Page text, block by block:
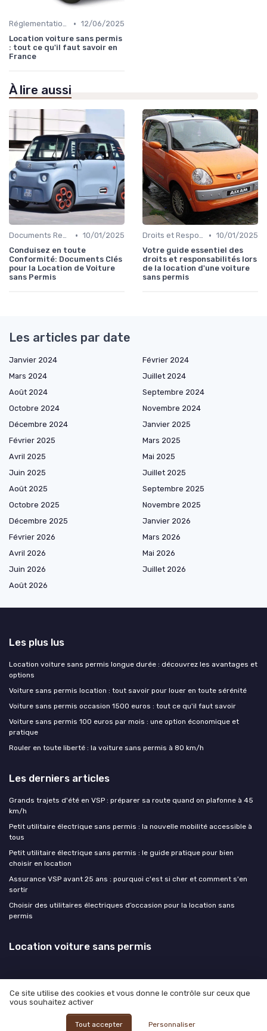
Réglementations sur les Véhicules sans Permis • 12/06/2025
Location voiture sans permis
: tout ce qu'il faut savoir en
France
À lire aussi
Documents Requis pour la Location • 10/01/2025
Conduisez en toute
Conformité: Documents Clés
pour la Location de Voiture
sans Permis
Droits et Responsabilités des Locataires • 10/01/2025
Votre guide essentiel des
droits et responsabilités lors
de la location d'une voiture
sans permis
Les articles par date
Janvier 2024
Février 2024
Mars 2024
Juillet 2024
Août 2024
Septembre 2024
Octobre 2024
Novembre 2024
Décembre 2024
Janvier 2025
Février 2025
Mars 2025
Avril 2025
Mai 2025
Juin 2025
Juillet 2025
Août 2025
Septembre 2025
Octobre 2025
Novembre 2025
Décembre 2025
Janvier 2026
Février 2026
Mars 2026
Avril 2026
Mai 2026
Juin 2026
Juillet 2026
Août 2026
Les plus lus
Location voiture sans permis longue durée : découvrez les avantages et
options
Voiture sans permis location : tout savoir pour louer en toute sérénité
Voiture sans permis occasion 1500 euros : tout ce qu'il faut savoir
Voiture sans permis 100 euros par mois : une option économique et
pratique
Rouler en toute liberté : la voiture sans permis à 80 km/h
Les derniers articles
Grands trajets d'été en VSP : préparer sa route quand on plafonne à 45
km/h
Petit utilitaire électrique sans permis : la nouvelle mobilité accessible à
tous
Petit utilitaire électrique sans permis : le guide pratique pour bien
choisir en location
Assurance VSP avant 25 ans : pourquoi c'est si cher et comment s'en
sortir
Choisir des utilitaires électriques d’occasion pour la location sans
permis
Location voiture sans permis
Mentions légales
© Location voiture sans permis 2026
Ce site utilise des cookies et vous donne le contrôle sur ceux que
vous souhaitez activer
Tout accepter Personnaliser